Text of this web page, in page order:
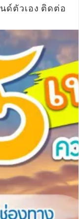
ด์ตัวเอง ติดต่อ